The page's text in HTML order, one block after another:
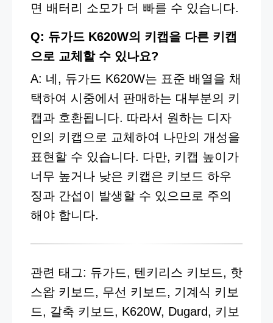
면 배터리 소모가 더 빠를 수 있습니다.
Q: 듀가드 K620W의 키캡을 다른 키캡
으로 교체할 수 있나요?
A: 네, 듀가드 K620W는 표준 배열을 채
택하여 시중에서 판매하는 대부분의 키
캡과 호환됩니다. 따라서 원하는 디자
인의 키캡으로 교체하여 나만의 개성을
표현할 수 있습니다. 다만, 키캡 높이가
너무 높거나 낮은 키캡은 키보드 하우
징과 간섭이 발생할 수 있으므로 주의
해야 합니다.
관련 태그: 듀가드, 텐키리스 키보드, 핫
스왑 키보드, 무선 키보드, 기계식 키보
드, 갈축 키보드, K620W, Dugard, 키보